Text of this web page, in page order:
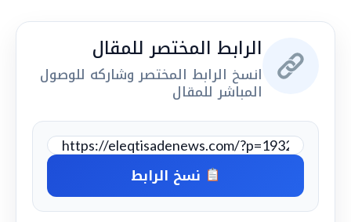
الرابط المختصر للمقال
انسخ الرابط المختصر وشاركه للوصول
المباشر للمقال
نسخ الرابط